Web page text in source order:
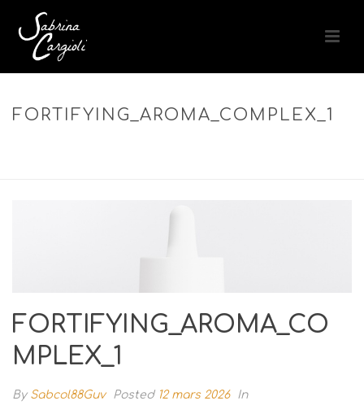
FORTIFYING_AROMA_COMPLEX_1
FORTIFYING_AROMA_CO
MPLEX_1
By Sabcol88Guv Posted 12 mars 2026 In